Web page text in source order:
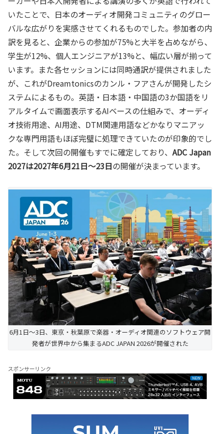
いたことで、日本のオーディオ開発コミュニティのグロー
バルな広がりを実感させてくれるものでした。参加者の内
訳を見ると、企業からの参加が75%と大半を占めながら、
学生が12%、個人エンジニアが13%と、幅広い層が揃って
います。また各セッションには同時通訳が提供されました
が、これがDreamtonicsのカンル・フアさんが開発したシ
ステムによるもの。英語・日本語・中国語の3か国語をリ
アルタイムで画面表示するAIベースの仕組みで、オーディ
オ技術用途、AI用途、DTM関連用語などかなりマニアッ
クな専門用語もほぼ完璧に処理できていたのが印象的でし
た。そして次回の開催もすでに確定しており、 ADC Japan
2027は2027年6月21日〜23日の開催が決まっています。
6月1日～3日、東京・秋葉原で楽器・オーディオ関連のソフトウェア開
発者が世界中から集まるADC JAPAN 2026が開催された
スポンサーリンク